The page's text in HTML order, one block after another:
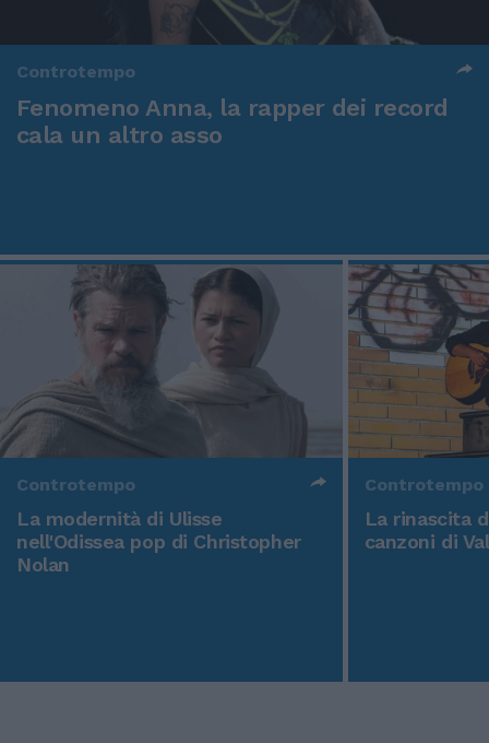
Controtempo
Fenomeno Anna, la rapper dei record
cala un altro asso
Controtempo
La modernità di Ulisse
nell'Odissea pop di Christopher
Nolan
Controtempo
La rinascita
canzoni di